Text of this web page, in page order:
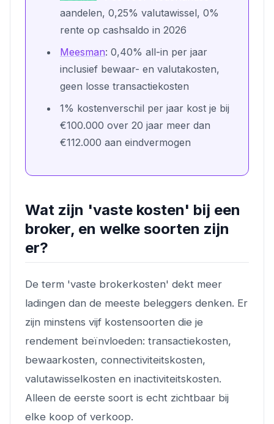
aandelen, 0,25% valutawissel, 0%
rente op cashsaldo in 2026
Meesman: 0,40% all-in per jaar
inclusief bewaar- en valutakosten,
geen losse transactiekosten
1% kostenverschil per jaar kost je bij
€100.000 over 20 jaar meer dan
€112.000 aan eindvermogen
Wat zijn 'vaste kosten' bij een
broker, en welke soorten zijn
er?
De term 'vaste brokerkosten' dekt meer
ladingen dan de meeste beleggers denken. Er
zijn minstens vijf kostensoorten die je
rendement beïnvloeden: transactiekosten,
bewaarkosten, connectiviteitskosten,
valutawisselkosten en inactiviteitskosten.
Alleen de eerste soort is echt zichtbaar bij
elke koop of verkoop.